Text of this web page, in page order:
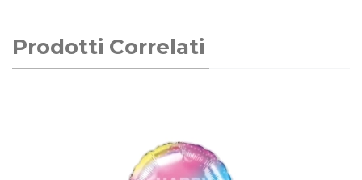
realizzato in Mylar-Foil, un materiale resistente e
duraturo nel tempo. Costruito secondo rigorosi
standard qualitativi, può essere gonfiato ad aria o
Prodotti Correlati